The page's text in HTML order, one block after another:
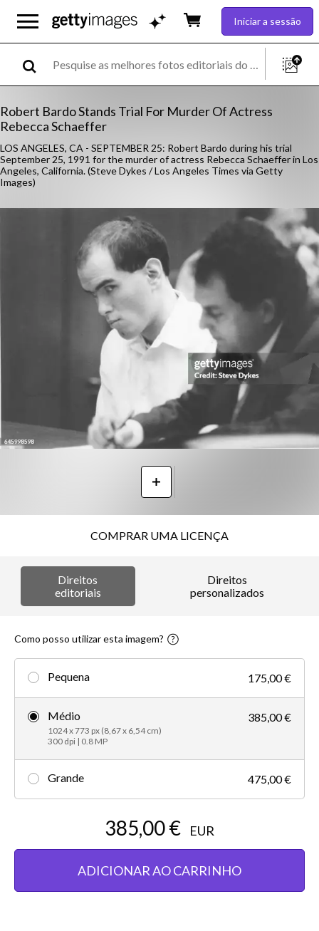
Iniciar a sessão
Robert Bardo Stands Trial For Murder Of Actress
Rebecca Schaeffer
LOS ANGELES, CA - SEPTEMBER 25: Robert Bardo during his trial
September 25, 1991 for the murder of actress Rebecca Schaeffer in Los
Angeles, California. (Steve Dykes / Los Angeles Times via Getty
Images)
COMPRAR UMA LICENÇA
Direitos
editoriais
Direitos
personalizados
Como posso utilizar esta imagem?
Pequena 175,00 €
Médio
1024 x 773 px (8,67 x 6,54 cm)
300 dpi | 0.8 MP
385,00 €
Grande 475,00 €
385,00 € EUR
ADICIONAR AO CARRINHO